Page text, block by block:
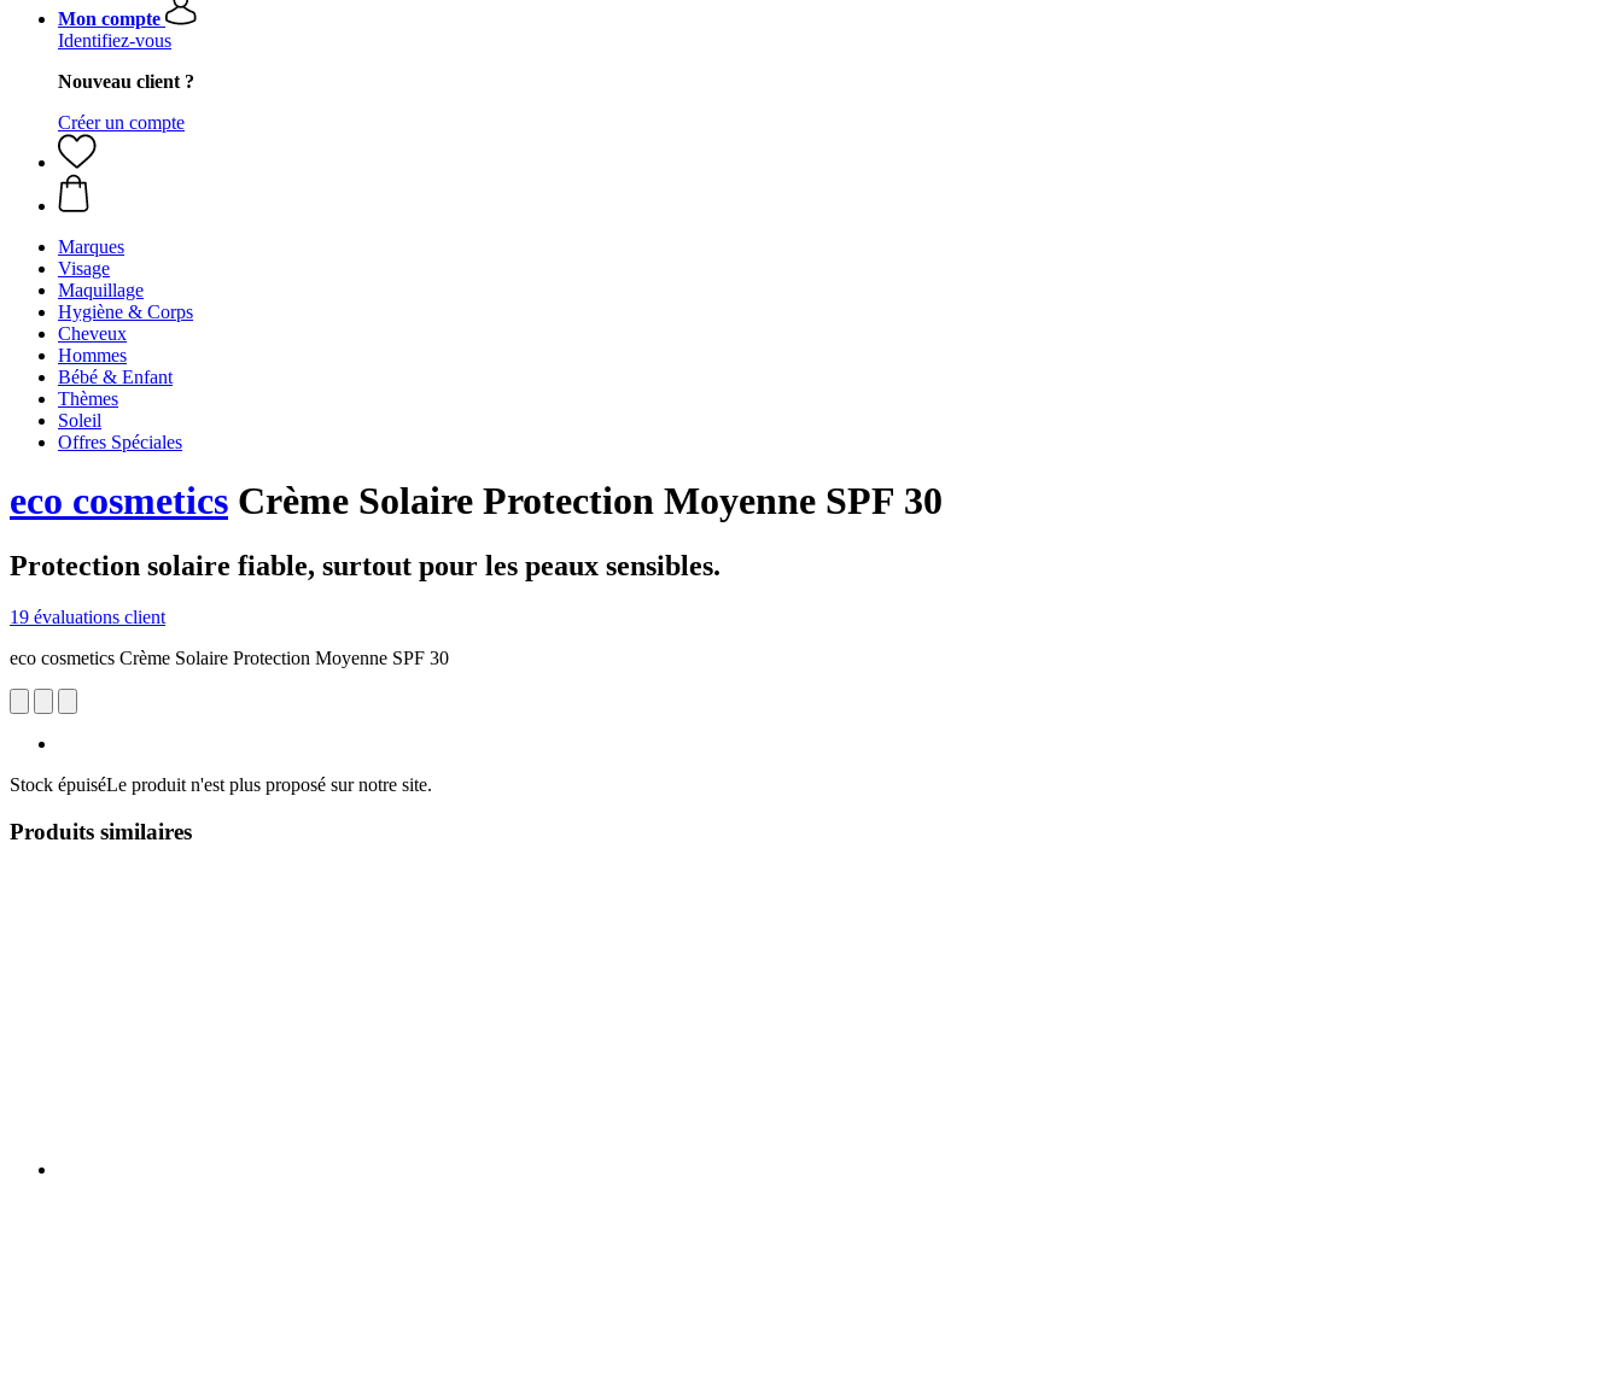
Mon compte
Identifiez-vous
Nouveau client ?
Créer un compte
Marques
Visage
Maquillage
Hygiène & Corps
Cheveux
Hommes
Bébé & Enfant
Thèmes
Soleil
Offres Spéciales
eco cosmetics Crème Solaire Protection Moyenne SPF 30
Protection solaire fiable, surtout pour les peaux sensibles.
19 évaluations client
eco cosmetics Crème Solaire Protection Moyenne SPF 30
Stock épuiséLe produit n'est plus proposé sur notre site.
Produits similaires